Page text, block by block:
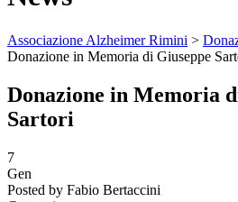
Associazione Alzheimer Rimini >
Donazione in Memoria di Giuseppe
Donazione in Memoria
Sartori
7
Gen
Posted by Fabio Bertaccini